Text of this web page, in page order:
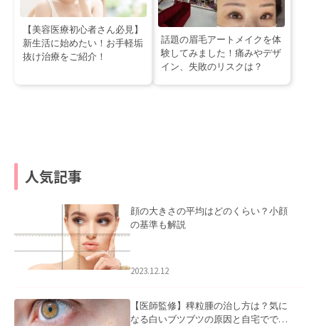
【美容医療初心者さん必見】
新生活に始めたい！お手軽垢
抜け治療をご紹介！
話題の眉毛アートメイクを体
験してみました！痛みやデザ
イン、失敗のリスクは？
人気記事
顔の大きさの平均はどのくらい？小顔
の基準も解説
2023.12.12
【医師監修】稗粒腫の治し方は？気に
なる白いブツブツの原因と自宅ででき